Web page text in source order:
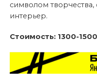
символом творчества,
интерьер.
Стоимость: 1300-1500